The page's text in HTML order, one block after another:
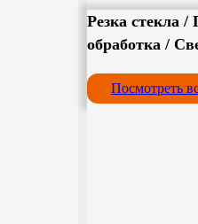
Резка стекла /
обработка /
Посмотреть